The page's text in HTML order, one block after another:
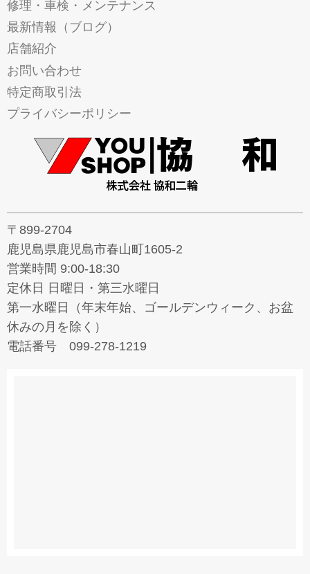
修理・車検・メンテナンス
最新情報（ブログ）
店舗紹介
お問い合わせ
特定商取引法
プライバシーポリシー
〒899-2704
鹿児島県鹿児島市春山町1605-2
営業時間 9:00-18:30
定休日 日曜日・第三水曜日
第一水曜日（年末年始、ゴールデンウィーク、お盆
休みの月を除く）
電話番号 099-278-1219